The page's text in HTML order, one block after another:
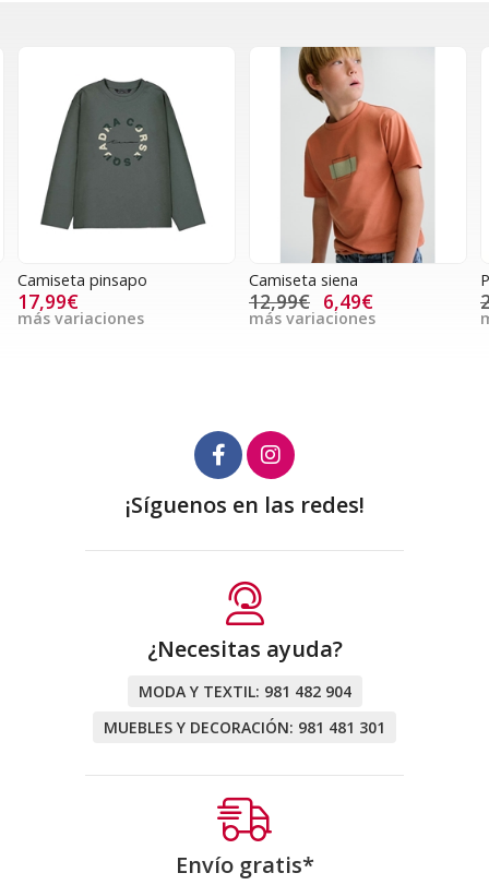
Camiseta pinsapo
17,99€
más variaciones
Camiseta siena
12,99€ 6,49€
más variaciones
¡Síguenos en las redes!
¿Necesitas ayuda?
MODA Y TEXTIL: 981 482 904
MUEBLES Y DECORACIÓN: 981 481 301
Envío gratis*